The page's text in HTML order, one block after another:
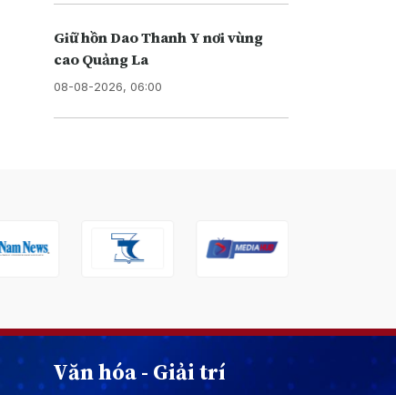
Giữ hồn Dao Thanh Y nơi vùng
cao Quảng La
08-08-2026, 06:00
Văn hóa - Giải trí